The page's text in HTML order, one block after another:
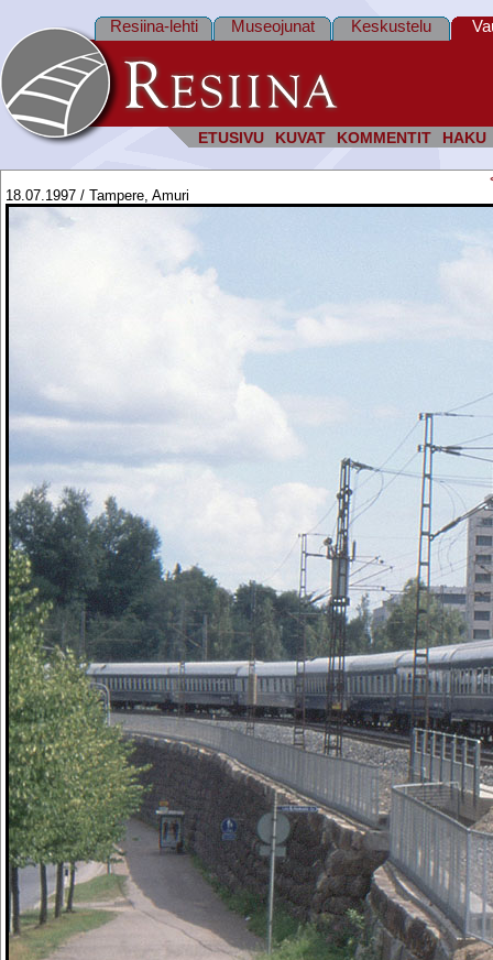
ETUSIVU KUVAT KOMMENTIT HAKU
Resiina-lehti Museojunat Keskustelu
18.07.1997 / Tampere, Amuri